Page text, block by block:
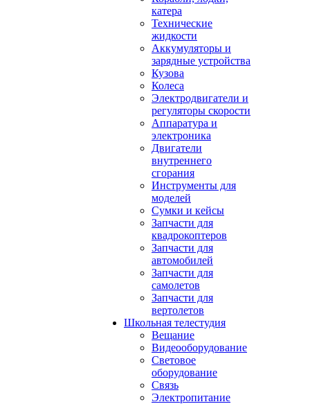
катера
Технические
жидкости
Аккумуляторы и
зарядные устройства
Кузова
Колеса
Электродвигатели и
регуляторы скорости
Аппаратура и
электроника
Двигатели
внутреннего
сгорания
Инструменты для
моделей
Сумки и кейсы
Запчасти для
квадрокоптеров
Запчасти для
автомобилей
Запчасти для
самолетов
Запчасти для
вертолетов
Школьная телестудия
Вещание
Видеооборудование
Световое
оборудование
Связь
Электропитание